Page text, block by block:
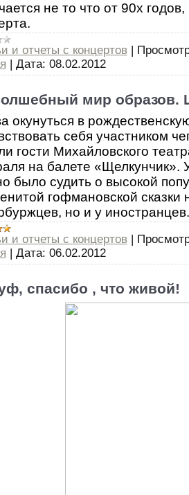
не то что от 90х
и отчеты с концертов|
| Дата: 08.02.2012
мир образов.
окунуться в
себя участником
гости Михайловского
на балете «Щелкунчик».
было судить о высокой
гофмановской сказки
но и у иностранцев.
и отчеты с концертов|
| Дата: 06.02.2012
спасибо , что живой!